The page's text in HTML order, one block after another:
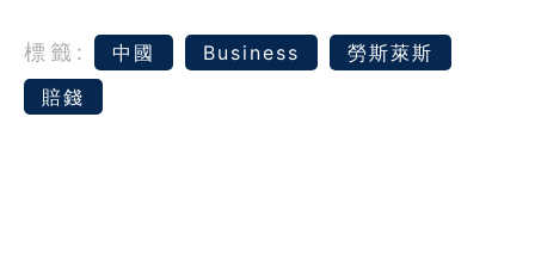
標籤: 中國 Business
勞斯萊斯
賠錢